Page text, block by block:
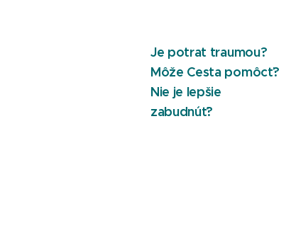
Je potrat traumou?
Môže Cesta pomôcť?
Nie je lepšie
zabudnúť?